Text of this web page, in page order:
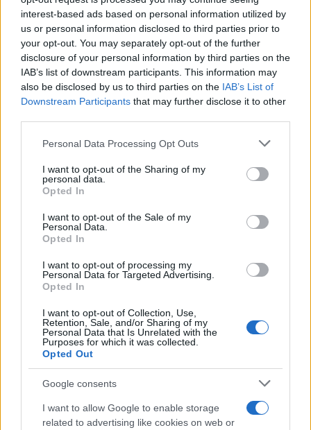
interest-based ads based on personal information utilized by
us or personal information disclosed to third parties prior to
your opt-out. You may separately opt-out of the further
disclosure of your personal information by third parties on the
IAB’s list of downstream participants. This information may
also be disclosed by us to third parties on the IAB’s List of
Downstream Participants that may further disclose it to other
Please note that this website/app uses one or more Google
not limited to your visit or usage behaviour. You may click to
grant or deny consent to Google and its third-party tags to
use your data for below specified purposes in below Google
consent section.
Personal Data Processing Opt Outs
I want to opt-out of the Sharing of my
personal data.
Opted In
I want to opt-out of the Sale of my
Personal Data.
Opted In
I want to opt-out of processing my
Personal Data for Targeted Advertising.
Opted In
I want to opt-out of Collection, Use,
Retention, Sale, and/or Sharing of my
Personal Data that Is Unrelated with the
Purposes for which it was collected.
Opted Out
Google consents
I want to allow Google to enable storage
related to advertising like cookies on web or
Τα άτομα που μιλούσαντηλεφωνικάμε τα
θύματατακρατούσανσυνεχώςαπασχολημένα
στη γραμμή μέχρι να ολοκληρωθεί η κλοπή. Έτσι,
τα θύματα δεν έβλεπαν ποτέ καθαρά τους
δράστες και ήταν δύσκολο αργότερα να τους
Για να μην εντοπιστούν, τα μέλη της σπείρας
χρησιμοποιούσαν νοικιασμένα αυτοκίνητα,
φορούσαν καπέλα, μάσκες και γυαλιά. Μέσα σε
μόλις 56 ημέρες είχαν αλλάξει εννέα
διαφορετικά οχήματα, τα οποία φρόντιζαν να τα
παρκάρουν μακριά από τα σπίτια τους ώστε να
ΔΙΑΦΗΜΙΣΗ